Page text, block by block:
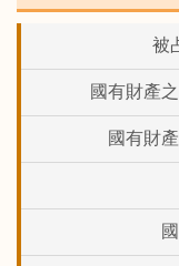
被
國有財產
國有財